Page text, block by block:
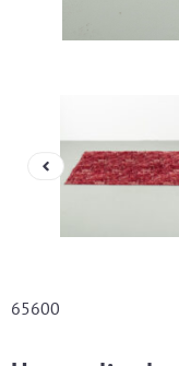
65600